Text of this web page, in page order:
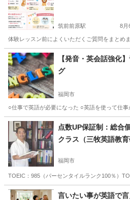
筑前前原駅 8月
体験レッスン前によくいただくご質問をまとめ
福岡 糸島市 筑前前原駅 英会話
【発音・英会話強化
グ
福岡市
○仕事で英語が必要になった ○英語を使って仕
福岡 福岡市 英会話 コーチング
点数UP保証制：総
クラス（三牧英語教育
福岡市
TOEIC：985（パーセンタイルランク100％）
福岡 福岡市 TOEIC(R)テスト
言いたい事が英語で